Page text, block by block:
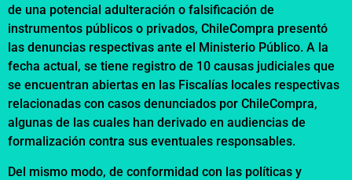
de una potencial adulteración o falsificación de
instrumentos públicos o privados, ChileCompra presentó
las denuncias respectivas ante el Ministerio Público. A la
fecha actual, se tiene registro de 10 causas judiciales que
se encuentran abiertas en las Fiscalías locales respectivas
relacionadas con casos denunciados por ChileCompra,
algunas de las cuales han derivado en audiencias de
formalización contra sus eventuales responsables.
Del mismo modo, de conformidad con las políticas y